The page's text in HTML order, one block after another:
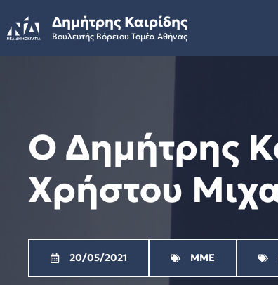
to
content
Δημήτρης Καιρίδης
Βουλευτής Βόρειου Τομέα Αθήνας
Ο Δημήτρης
Χρήστου
20/05/2021 ΜΜΕ